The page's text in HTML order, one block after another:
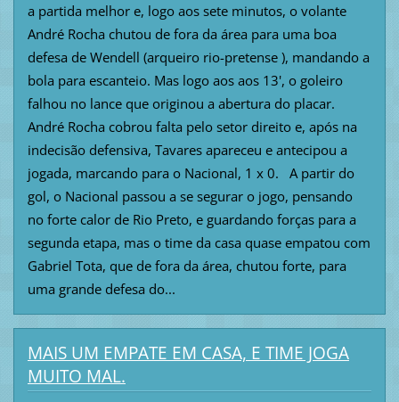
a partida melhor e, logo aos sete minutos, o volante
André Rocha chutou de fora da área para uma boa
defesa de Wendell (arqueiro rio-pretense ), mandando a
bola para escanteio. Mas logo aos aos 13', o goleiro
falhou no lance que originou a abertura do placar.
André Rocha cobrou falta pelo setor direito e, após na
indecisão defensiva, Tavares apareceu e antecipou a
jogada, marcando para o Nacional, 1 x 0. A partir do
gol, o Nacional passou a se segurar o jogo, pensando
no forte calor de Rio Preto, e guardando forças para a
segunda etapa, mas o time da casa quase empatou com
Gabriel Tota, que de fora da área, chutou forte, para
uma grande defesa do...
MAIS UM EMPATE EM CASA, E TIME JOGA
MUITO MAL.